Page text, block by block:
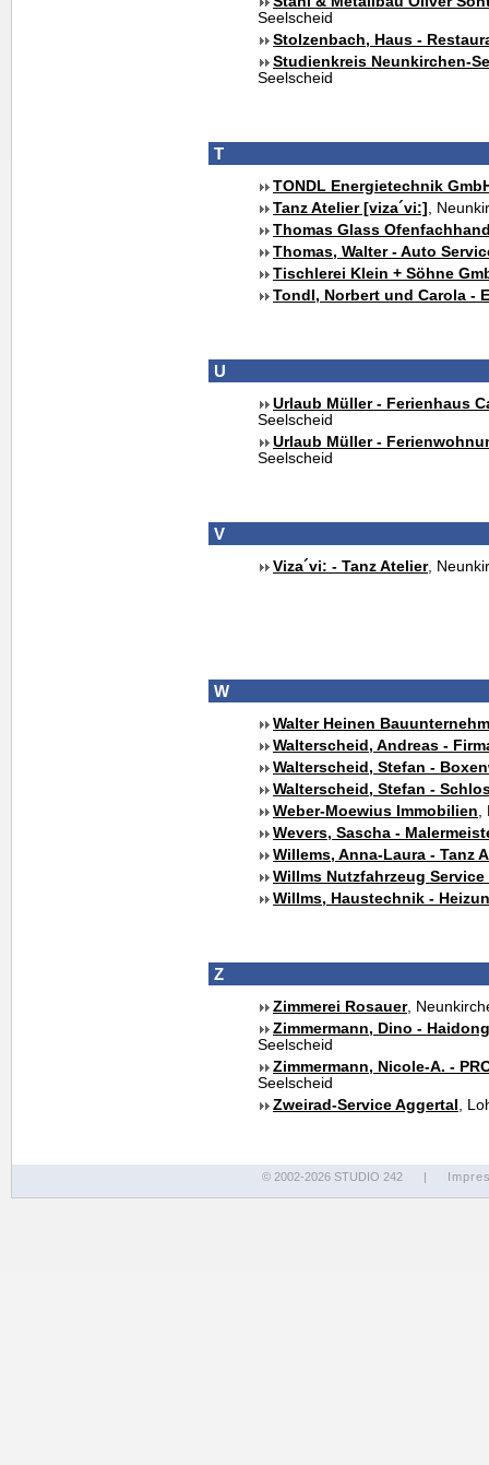
Seelscheid
Stolzenbach, Haus -
Studienkreis Neunkirchen-
Seelscheid
T
TONDL Energietechnik
Tanz Atelier [viza´vi:] ,
Thomas Glass
Thomas, Walter - Auto
Tischlerei Klein + Söhne
Tondl, Norbert und Carola -
U
Urlaub Müller - Ferienhaus
Seelscheid
Urlaub Müller -
Seelscheid
V
Viza´vi: - Tanz Atelier,
W
Walter Heinen
Walterscheid, Andreas -
Walterscheid, Stefan -
Walterscheid, Stefan -
Weber-Moewius Immobilien,
Wevers, Sascha -
Willems, Anna-Laura - Tanz
Willms Nutzfahrzeug Service
Willms, Haustechnik -
Z
Zimmerei Rosauer,
Zimmermann, Dino -
Seelscheid
Zimmermann, Nicole-A. -
Seelscheid
Zweirad-Service Aggertal ,
© 2002-2026 STUDIO 242